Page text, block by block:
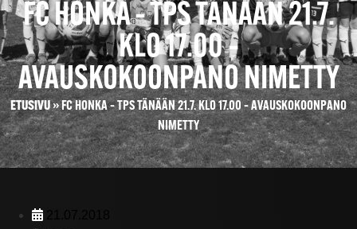
FC HONKA – TPS TÄNÄÄN 21.7.
KLO 17.00 –
AVAUSKOKOONPANO NIMETTY
ETUSIVU»FC HONKA – TPS TÄNÄÄN 21.7. KLO 17.00 – AVAUSKOKOONPANO
NIMETTY